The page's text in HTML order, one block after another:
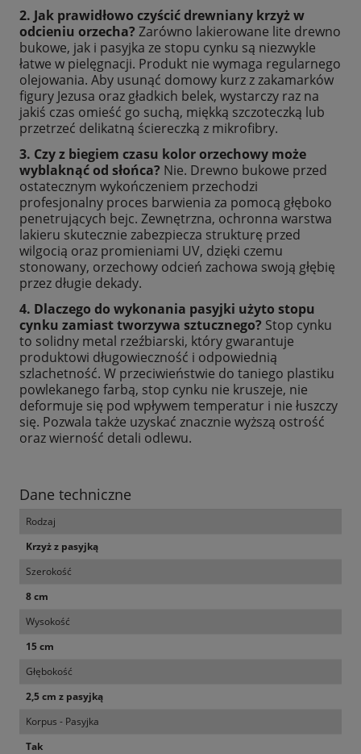
2. Jak prawidłowo czyścić drewniany krzyż w
odcieniu orzecha? Zarówno lakierowane lite drewno
bukowe, jak i pasyjka ze stopu cynku są niezwykle
łatwe w pielęgnacji. Produkt nie wymaga regularnego
olejowania. Aby usunąć domowy kurz z zakamarków
figury Jezusa oraz gładkich belek, wystarczy raz na
jakiś czas omieść go suchą, miękką szczoteczką lub
przetrzeć delikatną ściereczką z mikrofibry.
3. Czy z biegiem czasu kolor orzechowy może
wyblaknąć od słońca? Nie. Drewno bukowe przed
ostatecznym wykończeniem przechodzi
profesjonalny proces barwienia za pomocą głęboko
penetrujących bejc. Zewnętrzna, ochronna warstwa
lakieru skutecznie zabezpiecza strukturę przed
wilgocią oraz promieniami UV, dzięki czemu
stonowany, orzechowy odcień zachowa swoją głębię
przez długie dekady.
4. Dlaczego do wykonania pasyjki użyto stopu
cynku zamiast tworzywa sztucznego? Stop cynku
to solidny metal rzeźbiarski, który gwarantuje
produktowi długowieczność i odpowiednią
szlachetność. W przeciwieństwie do taniego plastiku
powlekanego farbą, stop cynku nie kruszeje, nie
deformuje się pod wpływem temperatur i nie łuszczy
się. Pozwala także uzyskać znacznie wyższą ostrość
oraz wierność detali odlewu.
Dane techniczne
Rodzaj
Krzyż z pasyjką
Szerokość
8 cm
Wysokość
15 cm
Głębokość
2,5 cm z pasyjką
Korpus - Pasyjka
Tak